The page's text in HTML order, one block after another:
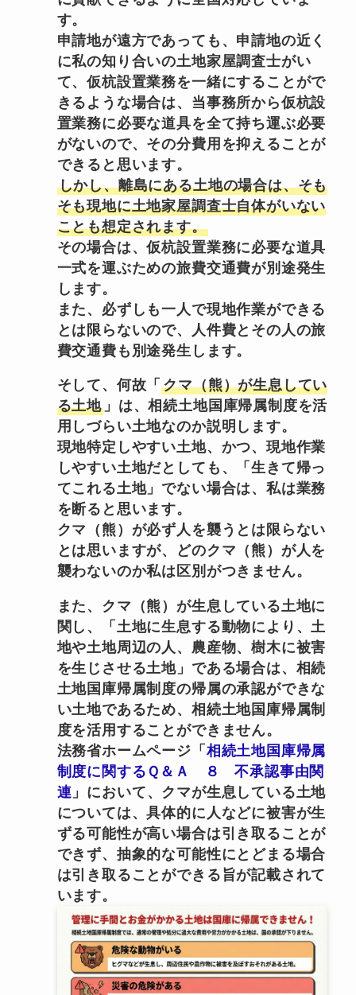
す。
申請地が遠方であっても、申請地の近く
に私の知り合いの土地家屋調査士がい
て、仮杭設置業務を一緒にすることがで
きるような場合は、当事務所から仮杭設
置業務に必要な道具を全て持ち運ぶ必要
がないので、その分費用を抑えることが
できると思います。
しかし、離島にある土地の場合は、そも
そも現地に土地家屋調査士自体がいない
ことも想定されます。
その場合は、仮杭設置業務に必要な道具
一式を運ぶための旅費交通費が別途発生
します。
また、必ずしも一人で現地作業ができる
とは限らないので、人件費とその人の旅
費交通費も別途発生します。
そして、何故「クマ（熊）が生息してい
る土地 」は、相続土地国庫帰属制度を活
用しづらい土地なのか説明します。
現地特定しやすい土地、かつ、現地作業
しやすい土地だとしても、「生きて帰っ
てこれる土地」でない場合は、私は業務
を断ると思います。
クマ（熊）が必ず人を襲うとは限らない
とは思いますが、どのクマ（熊）が人を
襲わないのか私は区別がつきません。
また、クマ（熊）が生息している土地に
関し、「土地に生息する動物により、土
地や土地周辺の人、農産物、樹木に被害
を生じさせる土地」である場合は、相続
土地国庫帰属制度の帰属の承認ができな
い土地であるため、相続土地国庫帰属制
度を活用することができません。
法務省ホームページ「 相続土地国庫帰属
制度に関するＱ＆Ａ ８ 不承認事由関
連 」において、クマが生息している土地
については、具体的に人などに被害が生
ずる可能性が高い場合は引き取ることが
できず、抽象的な可能性にとどまる場合
は引き取ることができる旨が記載されて
います。